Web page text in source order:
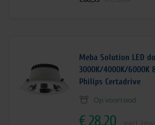
Meba Solution LED
3000K/4000K/6000K
Philips Certadrive
Op voorraad
€ 28,20